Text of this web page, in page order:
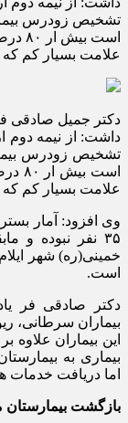
تشخیص زودرس
است
علامت بسیار کم
دکتر جمیل صادقی
داشت: از نیمه دوم
تشخیص زودرس
است
علامت بسیار کم که
خمینی(ره) شهر
است.
دکتر صادقی فر
بیماران سرطانی،
این بیماران
بیماری به
اما دریافت خدمات
بازگشت